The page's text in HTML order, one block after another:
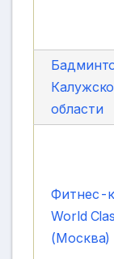
области
Фитнес-
World
(Москва)